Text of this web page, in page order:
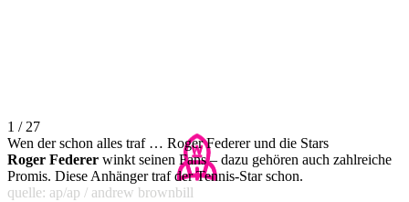
1 / 27
Wen der schon alles traf … Roger Federer und die Stars
Roger Federer winkt seinen Fans – dazu gehören auch zahlreiche
Promis. Diese Anhänger traf der Tennis-Star schon.
quelle: ap/ap / andrew brownbill